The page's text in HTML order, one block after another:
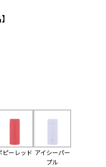
ピーレッド アイシーパー
プル